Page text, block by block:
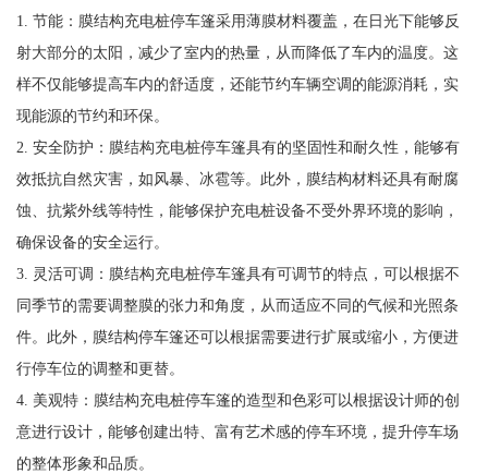
1. 节能：膜结构充电桩停车篷采用薄膜材料覆盖，在日光下能够反
射大部分的太阳，减少了室内的热量，从而降低了车内的温度。这
样不仅能够提高车内的舒适度，还能节约车辆空调的能源消耗，实
现能源的节约和环保。
2. 安全防护：膜结构充电桩停车篷具有的坚固性和耐久性，能够有
效抵抗自然灾害，如风暴、冰雹等。此外，膜结构材料还具有耐腐
蚀、抗紫外线等特性，能够保护充电桩设备不受外界环境的影响，
确保设备的安全运行。
3. 灵活可调：膜结构充电桩停车篷具有可调节的特点，可以根据不
同季节的需要调整膜的张力和角度，从而适应不同的气候和光照条
件。此外，膜结构停车篷还可以根据需要进行扩展或缩小，方便进
行停车位的调整和更替。
4. 美观特：膜结构充电桩停车篷的造型和色彩可以根据设计师的创
意进行设计，能够创建出特、富有艺术感的停车环境，提升停车场
的整体形象和品质。